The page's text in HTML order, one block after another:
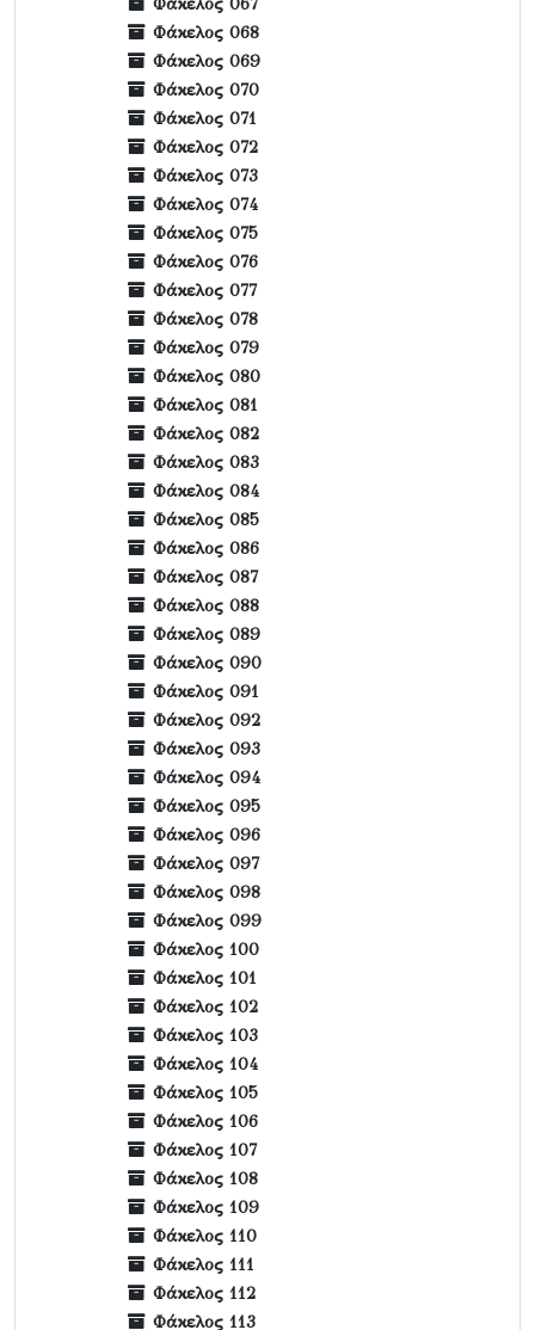
Φάκελος 068
Φάκελος 069
Φάκελος 070
Φάκελος 071
Φάκελος 072
Φάκελος 073
Φάκελος 074
Φάκελος 075
Φάκελος 076
Φάκελος 077
Φάκελος 078
Φάκελος 079
Φάκελος 080
Φάκελος 081
Φάκελος 082
Φάκελος 083
Φάκελος 084
Φάκελος 085
Φάκελος 086
Φάκελος 087
Φάκελος 088
Φάκελος 089
Φάκελος 090
Φάκελος 091
Φάκελος 092
Φάκελος 093
Φάκελος 094
Φάκελος 095
Φάκελος 096
Φάκελος 097
Φάκελος 098
Φάκελος 099
Φάκελος 100
Φάκελος 101
Φάκελος 102
Φάκελος 103
Φάκελος 104
Φάκελος 105
Φάκελος 106
Φάκελος 107
Φάκελος 108
Φάκελος 109
Φάκελος 110
Φάκελος 111
Φάκελος 112
Φάκελος 113